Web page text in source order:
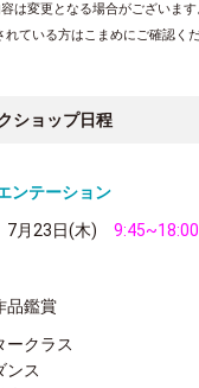
は変更となる場合がございま
れている方はこまめにご確認くだ
ショップ日程
エンテーション
7月23日(木) 9:45~18:00
品鑑賞
ークラス
ンス